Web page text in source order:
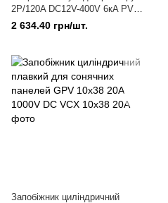
2Р/120A DC12V-400V 6кA PV
6кA IP65 DIHOOL
2 634.40 грн/шт.
Запобіжник циліндричний